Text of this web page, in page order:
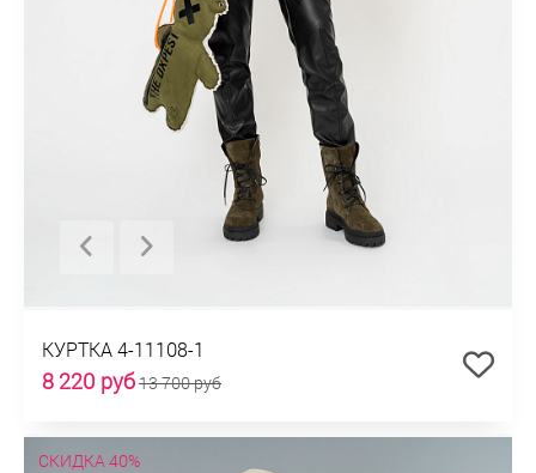
КУРТКА 4-11108-1
8 220 руб13 700 руб
СКИДКА 40%